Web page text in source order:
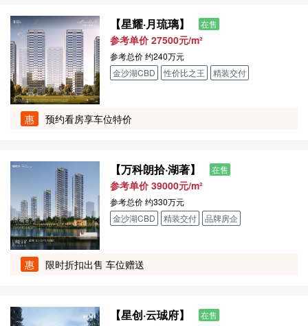
【星耀·月琉璃】 在售
参考单价 27500元/m²
参考总价约240万元
金沙湖CBD
性价比之王 精装交付
惠 预约看房享车位特价
【万科朗拾·湖著】 在售
参考单价 39000元/m²
参考总价约330万元
金沙湖CBD
精装交付 品牌房企
惠 限时折扣出售 车位赠送
【星创·云珹府】 在售